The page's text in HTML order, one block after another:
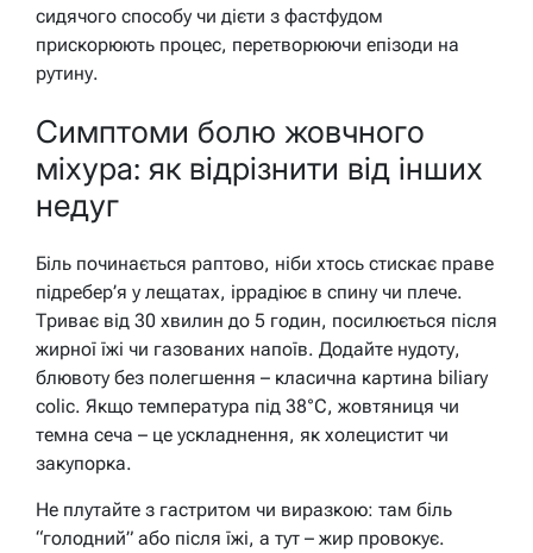
сидячого способу чи дієти з фастфудом
прискорюють процес, перетворюючи епізоди на
рутину.
Симптоми болю жовчного
міхура: як відрізнити від інших
недуг
Біль починається раптово, ніби хтось стискає праве
підребер’я у лещатах, іррадіює в спину чи плече.
Триває від 30 хвилин до 5 годин, посилюється після
жирної їжі чи газованих напоїв. Додайте нудоту,
блювоту без полегшення – класична картина biliary
colic. Якщо температура під 38°C, жовтяниця чи
темна сеча – це ускладнення, як холецистит чи
закупорка.
Не плутайте з гастритом чи виразкою: там біль
“голодний” або після їжі, а тут – жир провокує.